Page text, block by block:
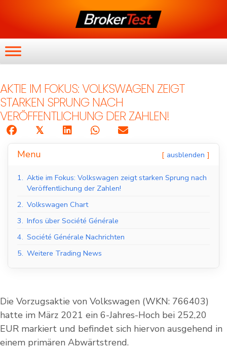
AKTIE IM FOKUS: VOLKSWAGEN ZEIGT
STARKEN SPRUNG NACH
VERÖFFENTLICHUNG DER ZAHLEN!
𝕏
Menu ausblenden
1. Aktie im Fokus: Volkswagen zeigt starken Sprung nach
Veröffentlichung der Zahlen!
2. Volkswagen Chart
3. Infos über Société Générale
4. Société Générale Nachrichten
5. Weitere Trading News
Die Vorzugsaktie von Volkswagen (WKN: 766403)
hatte im März 2021 ein 6-Jahres-Hoch bei 252,20
EUR markiert und befindet sich hiervon ausgehend in
einem primären Abwärtstrend.